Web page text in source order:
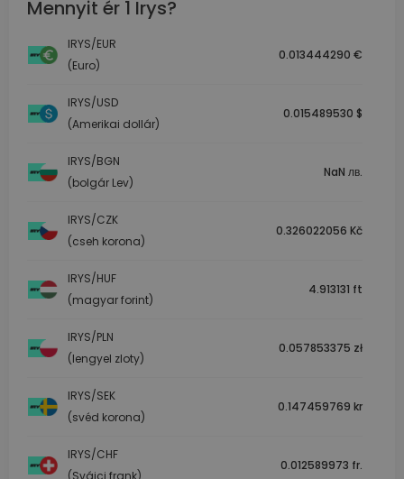
Mennyit ér 1 Irys?
IRYS/EUR
(Euro)
0.013444290 €
IRYS/USD
(Amerikai dollár)
0.015489530 $
IRYS/BGN
(bolgár Lev)
NaN лв.
IRYS/CZK
(cseh korona)
0.326022056 Kč
IRYS/HUF
(magyar forint)
4.913131 ft
IRYS/PLN
(lengyel zloty)
0.057853375 zł
IRYS/SEK
(svéd korona)
0.147459769 kr
IRYS/CHF
0.012589973 fr.